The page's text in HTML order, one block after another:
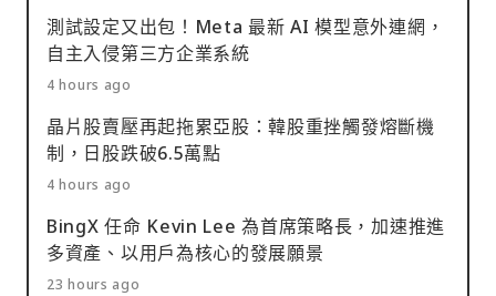
測試設定又出包！Meta 最新 AI 模型意外連網，
自主入侵第三方企業系統
4 hours ago
晶片股賣壓再起拖累亞股：韓股重挫觸發熔斷機
制，日股跌破6.5萬點
4 hours ago
BingX 任命 Kevin Lee 為首席策略長，加速推進
多資產、以用戶為核心的發展願景
23 hours ago